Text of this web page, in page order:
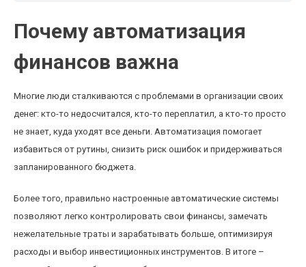
Почему автоматизация
финансов важна
Многие люди сталкиваются с проблемами в организации своих
денег: кто-то недосчитался, кто-то переплатил, а кто-то просто
не знает, куда уходят все деньги. Автоматизация помогает
избавиться от рутины, снизить риск ошибок и придерживаться
запланированного бюджета.
Более того, правильно настроенные автоматические системы
позволяют легко контролировать свои финансы, замечать
нежелательные траты и зарабатывать больше, оптимизируя
расходы и выбор инвестиционных инструментов. В итоге –